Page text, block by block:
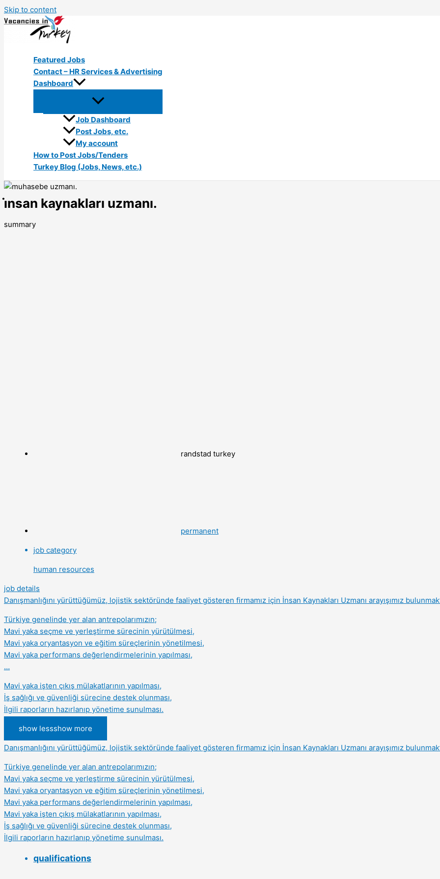
Skip to content
Featured Jobs
Contact – HR Services & Advertising
Dashboard
Job Dashboard
Post Jobs, etc.
My account
How to Post Jobs/Tenders
Turkey Blog (Jobs, News, etc.)
i̇nsan kaynakları uzmanı.
summary
randstad turkey
permanent
job category
human resources
job details
Danışmanlığını yürüttüğümüz, lojistik sektöründe faaliyet gösteren firmamız için İnsan Kaynakları Uzmanı arayışımız
Türkiye genelinde yer alan antrepolarımızın;
Mavi yaka seçme ve yerleştirme sürecinin yürütülmesi,
Mavi yaka oryantasyon ve eğitim süreçlerinin yönetilmesi,
Mavi yaka performans değerlendirmelerinin yapılması,
…
Mavi yaka işten çıkış mülakatlarının yapılması,
İş sağlığı ve güvenliği sürecine destek olunması,
İlgili raporların hazırlanıp yönetime sunulması.
show lessshow more
Danışmanlığını yürüttüğümüz, lojistik sektöründe faaliyet gösteren firmamız için İnsan Kaynakları Uzmanı arayışımız
Türkiye genelinde yer alan antrepolarımızın;
Mavi yaka seçme ve yerleştirme sürecinin yürütülmesi,
Mavi yaka oryantasyon ve eğitim süreçlerinin yönetilmesi,
Mavi yaka performans değerlendirmelerinin yapılması,
Mavi yaka işten çıkış mülakatlarının yapılması,
İş sağlığı ve güvenliği sürecine destek olunması,
İlgili raporların hazırlanıp yönetime sunulması.
qualifications